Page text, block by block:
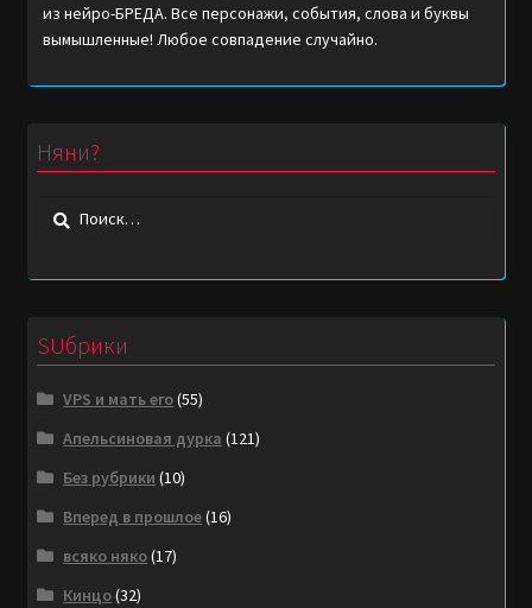
из нейро-БРЕДА. Все персонажи, события, слова и буквы
вымышленные! Любое совпадение случайно.
Няни?
Найти:
SUбрики
VPS и мать его(55)
Апельсиновая дурка (121)
Без рубрики (10)
Вперед в прошлое(16)
всяко няко(17)
Кинцо(32)